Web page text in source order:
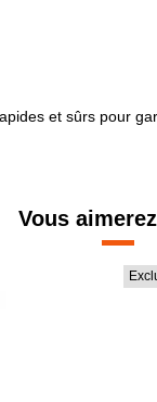
et sûrs pour
Vous